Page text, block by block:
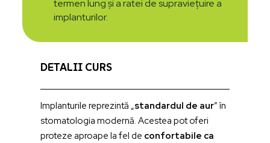
termen lung și a ratei de supraviețuire a
implanturilor.
DETALII CURS
Implanturile reprezintă „standardul de aur” în
stomatologia modernă. Acestea pot oferi
proteze aproape la fel de confortabile ca